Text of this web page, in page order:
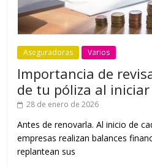
Aseguradoras Varios
Importancia de
de tu póliza al
28 de enero de 2026
Antes de renovarla. Al inicio de
empresas realizan balances
replantean sus